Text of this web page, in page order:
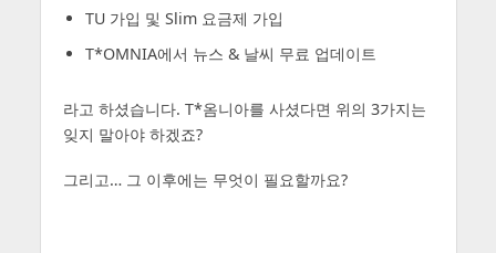
TU 가입 및 Slim 요금제 가입
T*OMNIA에서 뉴스 & 날씨 무료 업데이트
라고 하셨습니다. T*옴니아를 사셨다면 위의 3가지는
잊지 말아야 하겠죠?
그리고… 그 이후에는 무엇이 필요할까요?